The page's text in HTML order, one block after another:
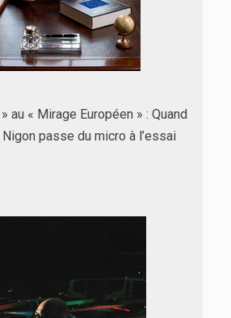
au « Mirage Européen » : Quand
passe du micro à l’essai